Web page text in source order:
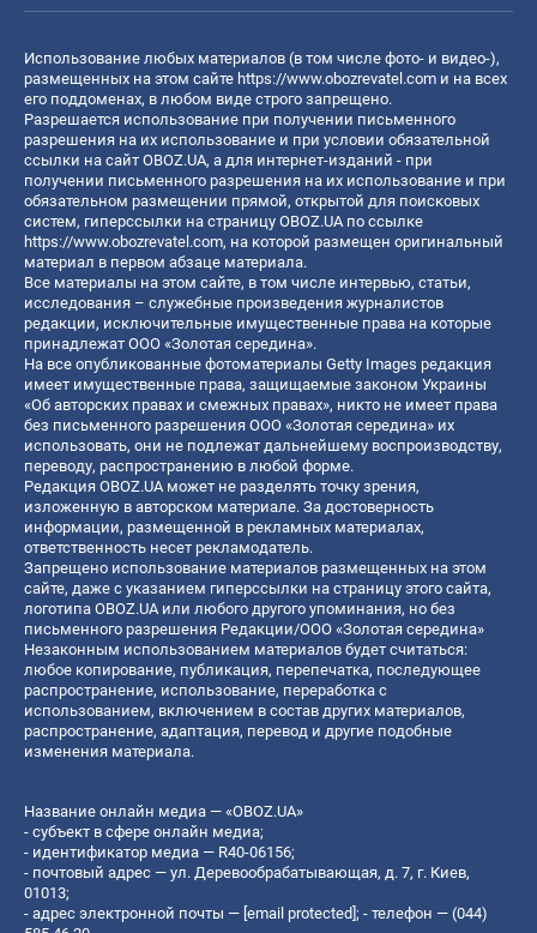
Использование любых материалов (в том числе фото- и видео-),
размещенных на этом сайте https://www.obozrevatel.com и на всех
его поддоменах, в любом виде строго запрещено.
Разрешается использование при получении письменного
разрешения на их использование и при условии обязательной
ссылки на сайт OBOZ.UA, а для интернет-изданий - при
получении письменного разрешения на их использование и при
обязательном размещении прямой, открытой для поисковых
систем, гиперссылки на страницу OBOZ.UA по ссылке
https://www.obozrevatel.com, на которой размещен оригинальный
материал в первом абзаце материала.
Все материалы на этом сайте, в том числе интервью, статьи,
исследования – служебные произведения журналистов
редакции, исключительные имущественные права на которые
принадлежат ООО «Золотая середина».
На все опубликованные фотоматериалы Getty Images редакция
имеет имущественные права, защищаемые законом Украины
«Об авторских правах и смежных правах», никто не имеет права
без письменного разрешения ООО «Золотая середина» их
использовать, они не подлежат дальнейшему воспроизводству,
переводу, распространению в любой форме.
Редакция OBOZ.UA может не разделять точку зрения,
изложенную в авторском материале. За достоверность
информации, размещенной в рекламных материалах,
ответственность несет рекламодатель.
Запрещено использование материалов размещенных на этом
сайте, даже с указанием гиперссылки на страницу этого сайта,
логотипа OBOZ.UA или любого другого упоминания, но без
письменного разрешения Редакции/ООО «Золотая середина»
Незаконным использованием материалов будет считаться:
любое копирование, публикация, перепечатка, последующее
распространение, использование, переработка с
использованием, включением в состав других материалов,
распространение, адаптация, перевод и другие подобные
изменения материала.
Название онлайн медиа — «OBOZ.UA»
- субъект в сфере онлайн медиа;
- идентификатор медиа — R40-06156;
- почтовый адрес — ул. Деревообрабатывающая, д. 7, г. Киев,
01013;
- адрес электронной почты — [email protected]; - телефон — (044)